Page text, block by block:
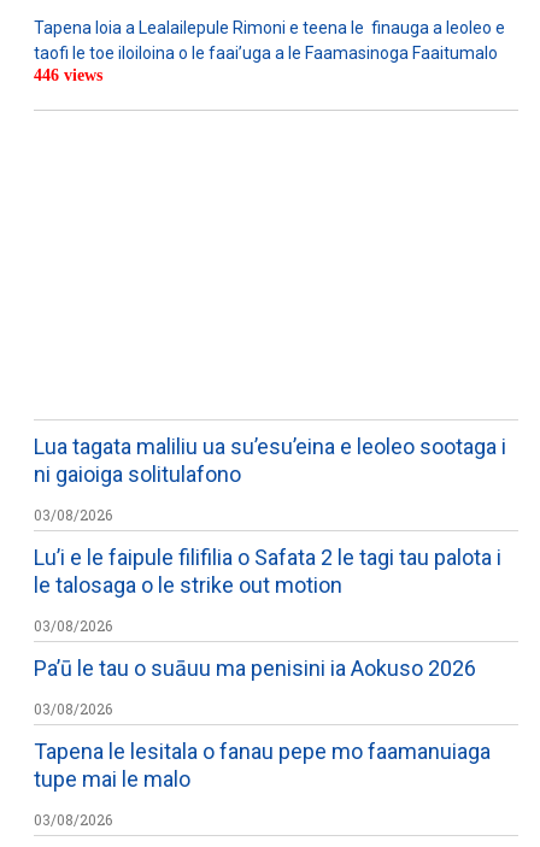
Tapena loia a Lealailepule Rimoni e teena le finauga a leoleo e
taofi le toe iloiloina o le faai’uga a le Faamasinoga Faaitumalo
446 views
Lua tagata maliliu ua su’esu’eina e leoleo sootaga i
ni gaioiga solitulafono
03/08/2026
Lu’i e le faipule filifilia o Safata 2 le tagi tau palota i
le talosaga o le strike out motion
03/08/2026
Pa’ū le tau o suāuu ma penisini ia Aokuso 2026
03/08/2026
Tapena le lesitala o fanau pepe mo faamanuiaga
tupe mai le malo
03/08/2026